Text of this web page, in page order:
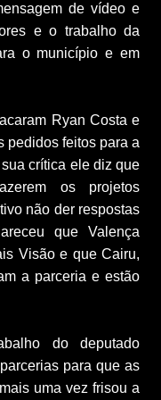
de vídeo e
e o trabalho da
o município e em
Ryan Costa e
pedidos feitos para a
crítica ele diz que
os projetos
não der respostas
que Valença
Visão e que Cairu,
a parceria e estão
do deputado
para que as
uma vez frisou a